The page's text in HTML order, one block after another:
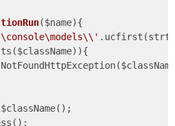
($name){